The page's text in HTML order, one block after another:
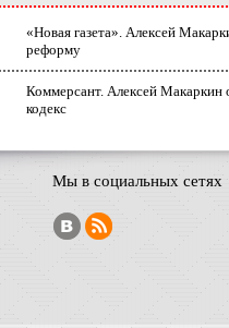
«Новая газета». Алексей
реформу
Коммерсант. Алексей Макаркин
кодекс
Мы в социальных сетях